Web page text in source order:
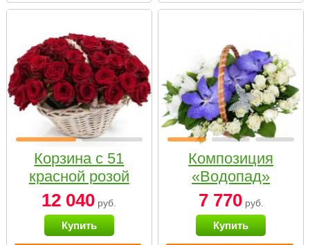
Корзина с 51
красной розой
12 040 руб.
Купить
Композиция
«Водопад»
7 770руб.
Купить